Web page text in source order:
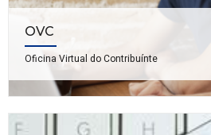
OVC
Oficina Virtual do Contribuínte